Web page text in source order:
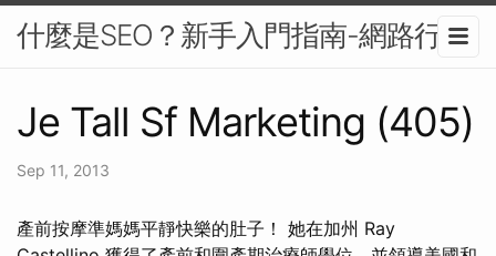
什麼是SEO？新手入門指南-網路行銷
Je Tall Sf Marketing (405)
Sep 11, 2013
產前按摩準媽媽平靜快樂的肚子！ 她在加州 Ray